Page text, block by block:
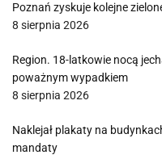
Poznań zyskuje kolejne
8 sierpnia 2026
Region. 18-latkowie nocą
poważnym wypadkiem
8 sierpnia 2026
Naklejał plakaty na
mandaty